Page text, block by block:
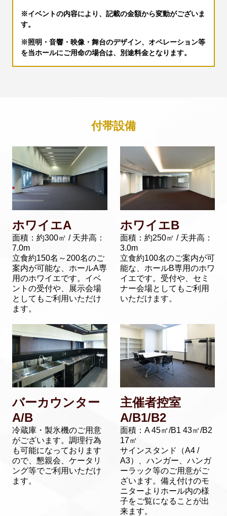
※イベントの内容により、記載の金額から変動がございま
す。
※照明・音響・映像・舞台のデザイン、オペレーション等
を当ホールにご用命の場合は、別途料金となります。
付帯設備
ホワイエA
面積：約300㎡ / 天井高：
7.0m
立食約150名～200名のご
案内が可能な、ホールA専
用のホワイエです。イベ
ントの受付や、展示会場
としてもご利用いただけ
ます。
ホワイエB
面積：約250㎡ / 天井高：
3.0m
立食約100名のご案内が可
能な、ホールB専用のホワ
イエです。受付や、セミ
ナー会場としてもご利用
いただけます。
バーカウンター
A/B
冷蔵庫・製氷機のご用意
がございます。 調理行為
も可能になっております
ので、 懇親会、ケータリ
ング等でご利用いただけ
ます。
主催者控室
A/B1/B2
面積：A 45㎡/B1 43㎡/B2
17㎡
サインスタンド（A4 /
A3）、ハンガー、ハンガ
ーラック等のご用意がご
ざいます。備え付けのモ
ニターよりホール内の様
子をご覧になることが出
来ます。